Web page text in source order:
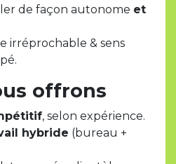
de façon autonome et
irréprochable & sens
offrons
, selon expérience.
hybride (bureau +